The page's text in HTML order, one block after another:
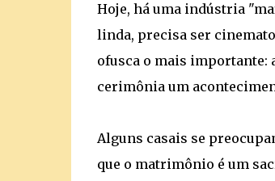
Hoje, há uma indústria
linda, precisa ser
ofusca o mais importante:
cerimônia um
Alguns casais se
que o matrimônio é um